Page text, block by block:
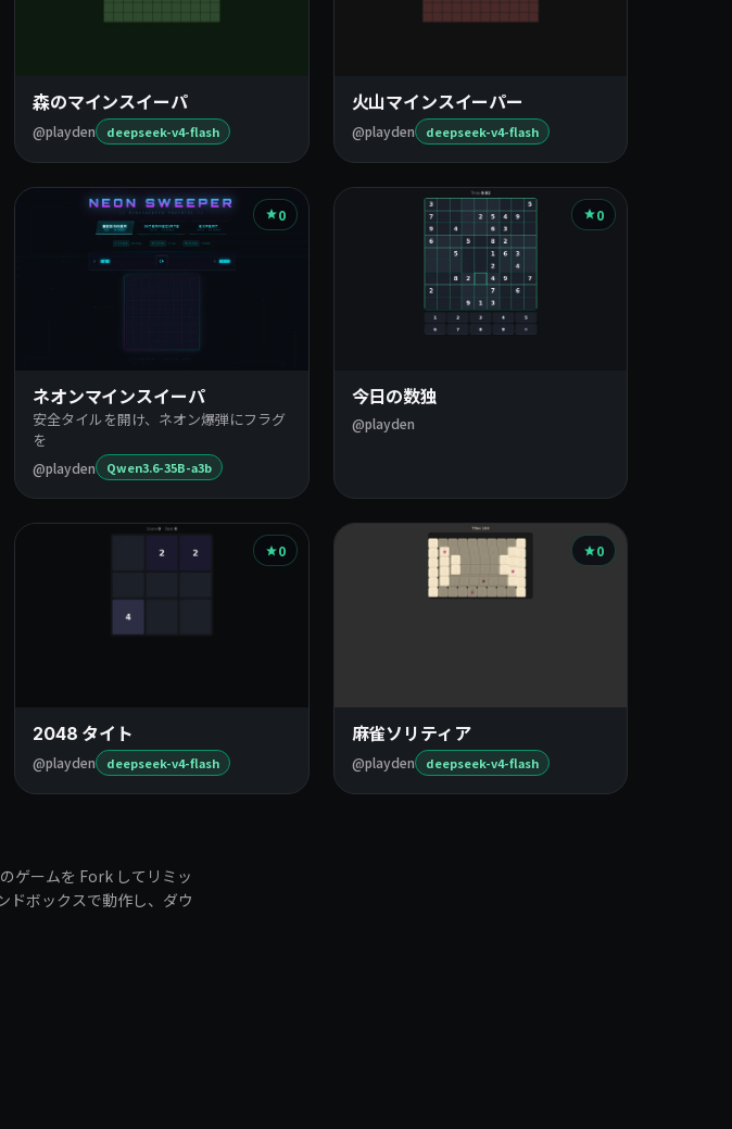
森のマインスイーパ
@playden deepseek-v4-flash
火山マインスイーパー
@playden deepseek-v4-flash
0
ネオンマインスイーパ
安全タイルを開け、ネオン爆弾にフラグ
を
@playden Qwen3.6-35B-a3b
0
今日の数独
@playden
0
2048 タイト
@playden deepseek-v4-flash
0
麻雀ソリティア
@playden deepseek-v4-flash
ゲームを Fork してリミッ
ドボックスで動作し、ダウ